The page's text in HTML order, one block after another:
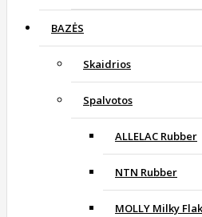
BAZĖS
Skaidrios
Spalvotos
ALLELAC Rubber
NTN Rubber
MOLLY Milky